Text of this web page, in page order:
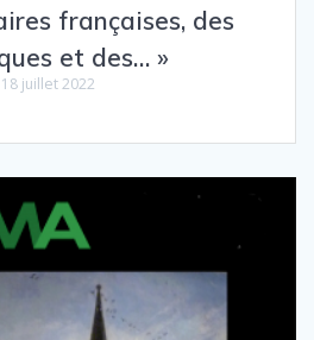
françaises, des
et des… »
18 juillet 2022